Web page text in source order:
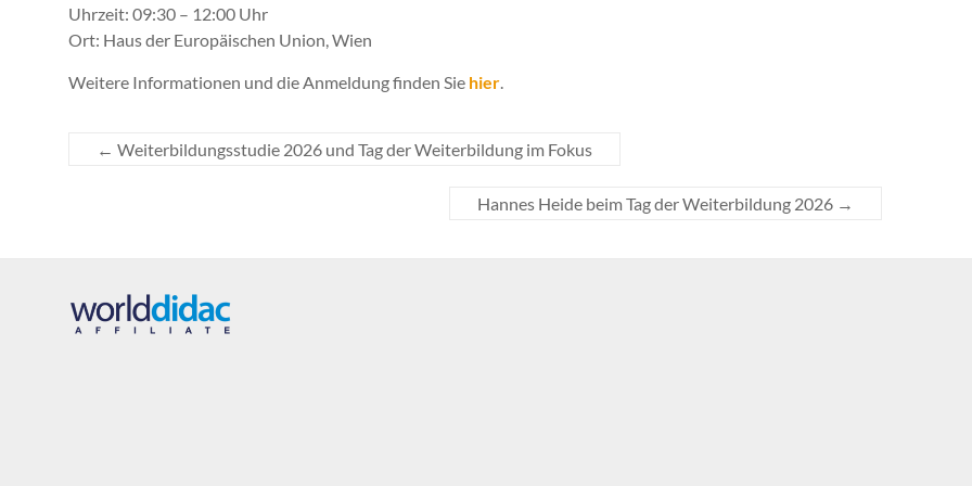
Uhrzeit: 09:30 – 12:00 Uhr
Ort: Haus der Europäischen Union, Wien
Weitere Informationen und die Anmeldung finden Sie hier.
← Weiterbildungsstudie 2026 und Tag der Weiterbildung im Fokus
Hannes Heide beim Tag der Weiterbildung 2026 →